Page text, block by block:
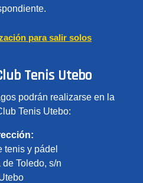
para salir solos
Tenis Utebo
podrán realizarse en la
Tenis Utebo:
tenis y pádel
Toledo, s/n